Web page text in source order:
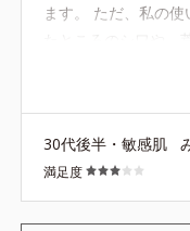
ます。 ただ、私の
30代後半・敏感肌
満足度